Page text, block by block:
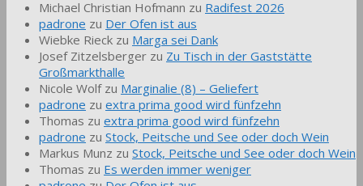
Michael Christian Hofmann zu Radifest 2026
padrone zu Der Ofen ist aus
Wiebke Rieck zu Marga sei Dank
Josef Zitzelsberger zu Zu Tisch in der Gaststätte
Großmarkthalle
Nicole Wolfzu Marginalie (8) – Geliefert
padrone zu extra prima good wird fünfzehn
Thomas zu extra prima good wird fünfzehn
padrone zu Stock, Peitsche und See oder doch Wein
Markus Munz zu Stock, Peitsche und See oder doch Wein
Thomas zu Es werden immer weniger